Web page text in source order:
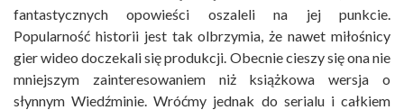
fantastycznych opowieści oszaleli na jej punkcie.
Popularność historii jest tak olbrzymia, że nawet miłośnicy
gier wideo doczekali się produkcji. Obecnie cieszy się ona nie
mniejszym zainteresowaniem niż książkowa wersja o
słynnym Wiedźminie. Wróćmy jednak do serialu i całkiem